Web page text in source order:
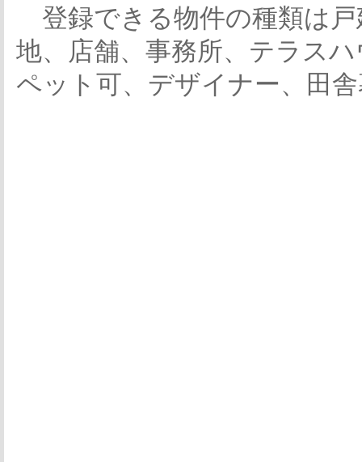
登録できる物件の種類は
地、店舗、事務所、テラス
ペット可、デザイナー、田